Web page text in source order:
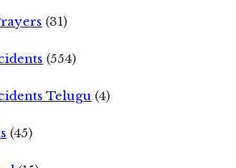
(31)
(554)
Telugu (4)
(45)